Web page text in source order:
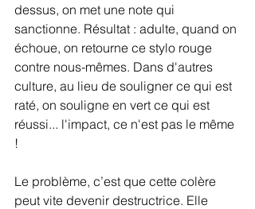
dessus, on met une note qui
sanctionne. Résultat : adulte, quand on
échoue, on retourne ce stylo rouge
contre nous-mêmes. Dans d'autres
culture, au lieu de souligner ce qui est
raté, on souligne en vert ce qui est
réussi... l'impact, ce n'est pas le même
!
Le problème, c’est que cette colère
peut vite devenir destructrice. Elle